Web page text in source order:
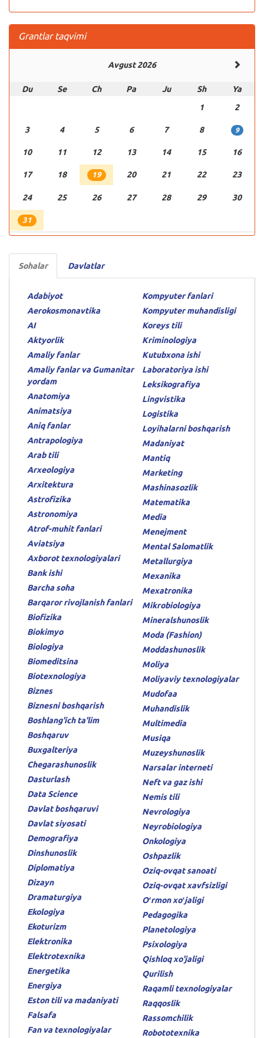
Grantlar taqvimi
Avgust 2026
Du Se Ch Pa Ju Sh
Ya
1
2
3 4 5 6 7 8 9
10 11 12 13 14 15 16
17 18 19 20 21 22 23
24 25 26 27 28 29 30
31
Sohalar Davlatlar
Adabiyot
Aerokosmonavtika
AI
Aktyorlik
Amaliy fanlar
Amaliy fanlar va Gumanitar
yordam
Anatomiya
Animatsiya
Aniq fanlar
Antrapologiya
Arab tili
Arxeologiya
Arxitektura
Astrofizika
Astronomiya
Atrof-muhit fanlari
Aviatsiya
Axborot texnologiyalari
Bank ishi
Barcha soha
Barqaror rivojlanish fanlari
Biofizika
Biokimyo
Biologiya
Biomeditsina
Biotexnologiya
Biznes
Biznesni boshqarish
Boshlang'ich ta'lim
Boshqaruv
Buxgalteriya
Chegarashunoslik
Dasturlash
Data Science
Davlat boshqaruvi
Davlat siyosati
Demografiya
Dinshunoslik
Diplomatiya
Dizayn
Dramaturgiya
Ekologiya
Ekoturizm
Elektronika
Elektrotexnika
Energetika
Energiya
Eston tili va madaniyati
Falsafa
Fan va texnologiyalar
Kompyuter fanlari
Kompyuter muhandisligi
Koreys tili
Kriminologiya
Kutubxona ishi
Laboratoriya ishi
Leksikografiya
Lingvistika
Logistika
Loyihalarni boshqarish
Madaniyat
Mantiq
Marketing
Mashinasozlik
Matematika
Media
Menejment
Mental Salomatlik
Metallurgiya
Mexanika
Mexatronika
Mikrobiologiya
Mineralshunoslik
Moda (Fashion)
Moddashunoslik
Moliya
Moliyaviy texnologiyalar
Mudofaa
Muhandislik
Multimedia
Musiqa
Muzeyshunoslik
Narsalar interneti
Neft va gaz ishi
Nemis tili
Nevrologiya
Neyrobiologiya
Onkologiya
Oshpazlik
Oziq-ovqat sanoati
Oziq-ovqat xavfsizligi
Oʻrmon xoʻjaligi
Pedagogika
Planetologiya
Psixologiya
Qishloq xo'jaligi
Qurilish
Raqamli texnologiyalar
Raqqoslik
Rassomchilik
Robototexnika